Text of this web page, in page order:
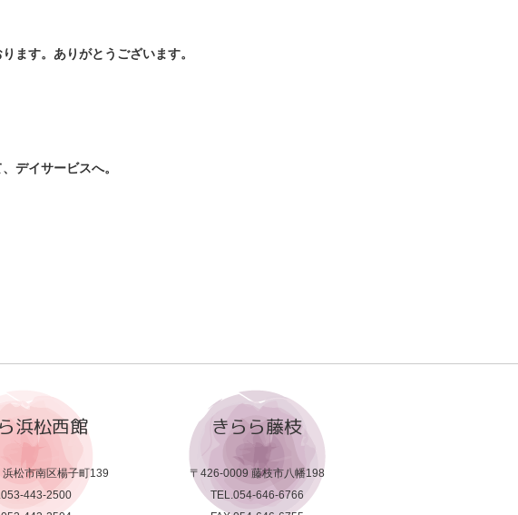
ます。ありがとうございます。
デイサービスへ。
浜松西館
松市南区楊子町139
443-2500
きらら藤枝
〒426-0009 藤枝市八幡198
TEL.054-646-6766